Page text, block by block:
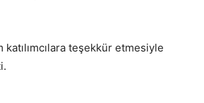
katılımcılara teşekkür etmesiyle